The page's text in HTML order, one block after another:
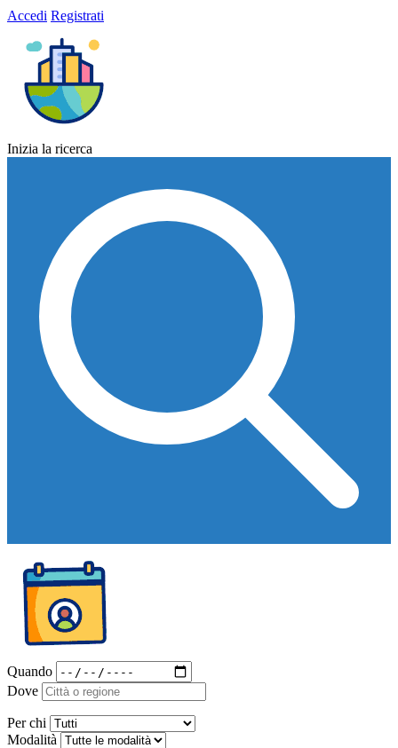
Accedi Registrati
Inizia la ricerca
Quando
Dove
Per chi
Modalità